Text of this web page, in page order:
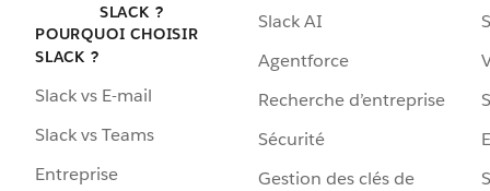
SLACK ?
POURQUOI CHOISIR
SLACK ?
Slack vs E-mail
Slack vs Teams
Entreprise
Slack AI
Agentforce
Recherche d’entreprise
Sécurité
Gestion des clés de